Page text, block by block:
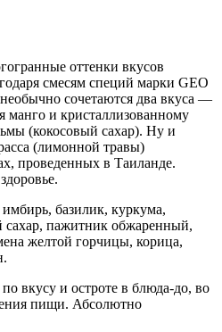
оттенки вкусов
смесям специй марки GEO
сочетаются два вкуса —
манго и кристаллизованному
(кокосовый сахар). Ну и
(лимонной травы)
проведенных в Таиланде.
базилик, куркума,
сахар, пажитник обжаренный,
желтой горчицы, корица,
вкусу и остроте в блюда-до, во
пищи. Абсолютно